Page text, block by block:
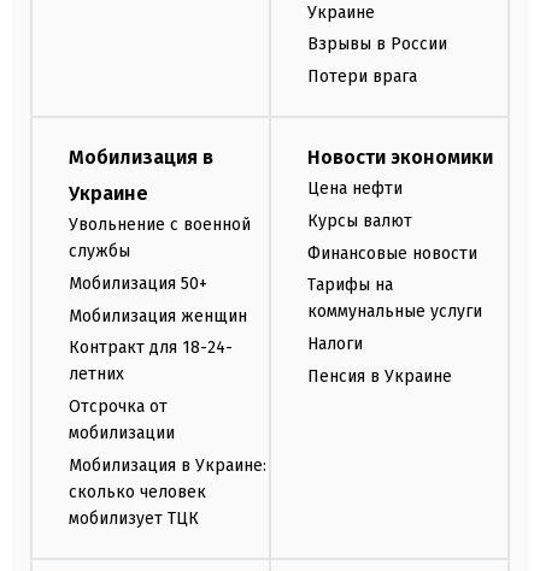
Украине
Взрывы в России
Потери врага
Мобилизация в
Украине
Увольнение с военной
службы
Мобилизация 50+
Мобилизация женщин
Контракт для 18-24-
летних
Отсрочка от
мобилизации
Мобилизация в Украине:
сколько человек
мобилизует ТЦК
Новости экономики
Цена нефти
Курсы валют
Финансовые новости
Тарифы на
коммунальные услуги
Налоги
Пенсия в Украине